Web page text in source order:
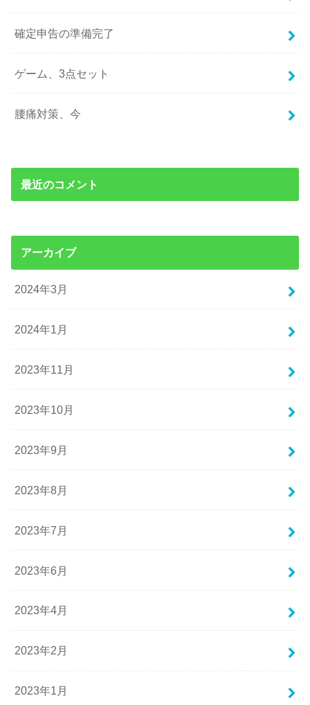
確定申告の準備完了
ゲーム、3点セット
腰痛対策、今
最近のコメント
アーカイブ
2024年3月
2024年1月
2023年11月
2023年10月
2023年9月
2023年8月
2023年7月
2023年6月
2023年4月
2023年2月
2023年1月